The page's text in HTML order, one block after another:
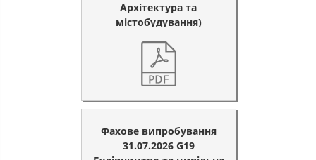
Архітектура та
містобудування)
Фахове випробування
31.07.2026 G19